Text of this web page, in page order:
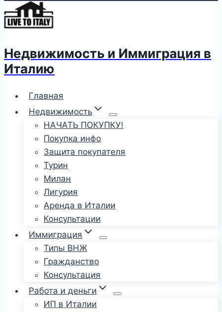
Недвижимость и Иммиграция в
Италию
Главная
Недвижимость
НАЧАТЬ ПОКУПКУ!
Покупка инфо
Защита покупателя
Турин
Милан
Лигурия
Аренда в Италии
Консультации
Иммиграция
Типы ВНЖ
Гражданство
Консультация
Работа и деньги
ИП в Италии